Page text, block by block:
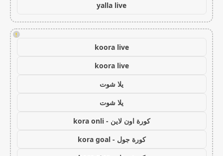
yalla live
!
koora live
koora live
يلا شوت
يلا شوت
كورة اون لاين - kora onli
كورة جول - kora goal